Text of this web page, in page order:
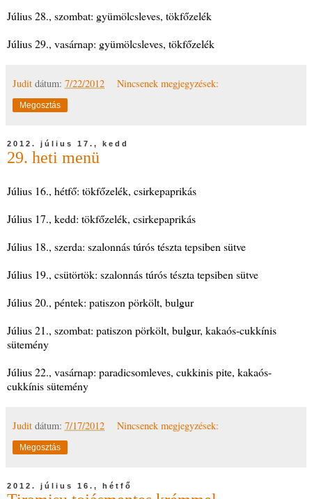
Július 28., szombat: gyümölcsleves, tökfőzelék
Július 29., vasárnap: gyümölcsleves, tökfőzelék
Judit dátum: 7/22/2012 Nincsenek megjegyzések:
Megosztás
2012. július 17., kedd
29. heti menü
Július 16., hétfő: tökfőzelék, csirkepaprikás
Július 17., kedd: tökfőzelék, csirkepaprikás
Július 18., szerda: szalonnás túrós tészta tepsiben sütve
Július 19., csütörtök: szalonnás túrós tészta tepsiben sütve
Július 20., péntek: patiszon pörkölt, bulgur
Július 21., szombat: patiszon pörkölt, bulgur, kakaós-cukkínis
sütemény
Július 22., vasárnap: paradicsomleves, cukkinis pite, kakaós-
cukkínis sütemény
Judit dátum: 7/17/2012 Nincsenek megjegyzések:
Megosztás
2012. július 16., hétfő